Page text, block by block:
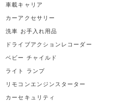
車載キャリア
カーアクセサリー
洗車 お手入れ用品
ドライブアクションレコーダー
ベビー チャイルド
ライト ランプ
リモコンエンジンスターター
カーセキュリティ